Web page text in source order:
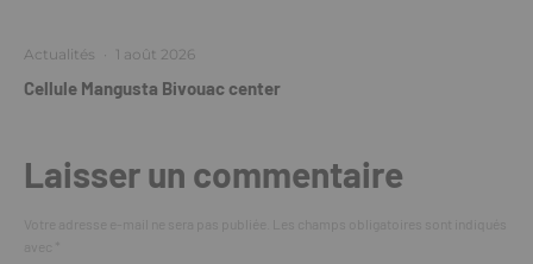
Actualités · 1 août 2026
Cellule Mangusta Bivouac center
Laisser un commentaire